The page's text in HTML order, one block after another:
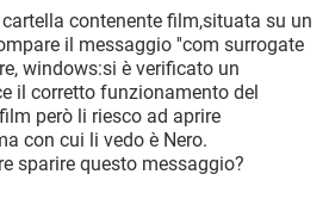
FACEBOOK
WINDOWS 10
WHATSAPP
FACEBOOK
ANDROID
WINDOWS 10
WHATSAPP
FACEBOOK
contenente film,situata su un
il messaggio ''com surrogate
windows:si è verificato un
il corretto funzionamento del
però li riesco ad aprire
con cui li vedo è Nero.
sparire questo messaggio?